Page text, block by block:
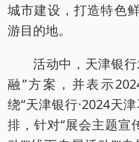
城市建设，打造特色
游目的地。
活动中，天津银
融”方案，并表示
绕“天津银行·2024天
排，针对“展会主题宣